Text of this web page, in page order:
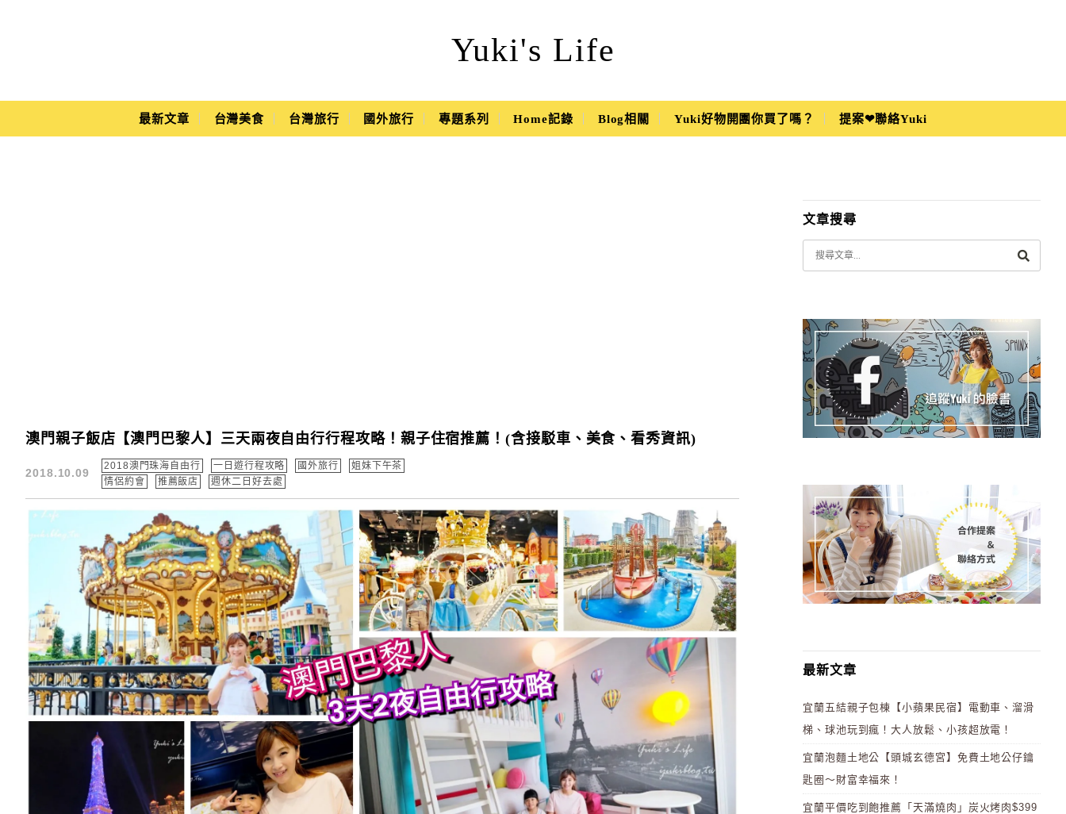
Yuki's Life
Yuki's Life
Main Menu
最新文章 台灣美食 台灣旅行 國外旅行 專題系列 Home記錄 Blog相關 Yuki好物開團你買了嗎？ 提案❤聯絡Yuki
澳門親子飯店【澳門巴黎人】三天兩夜自由行行程攻略！親子住宿推薦！(含接駁車、美食、看秀資訊)
2018.10.09
2018澳門珠海自由行 一日遊行程攻略 國外旅行
姐妹下午茶
情侶約會
推薦飯店 週休二日好去處
文章搜尋
最新文章
宜蘭五結親子包棟【小蘋果民宿】電動車、溜滑
梯、球池玩到瘋！大人放鬆、小孩超放電！
宜蘭泡麵土地公【頭城玄德宮】免費土地公仔鑰
匙圈～財富幸福來！
宜蘭平價吃到飽推薦「天滿燒肉」炭火烤肉$399